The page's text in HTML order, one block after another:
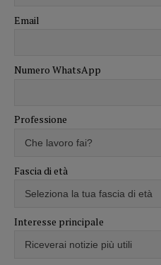
Email
Numero WhatsApp
Professione
Fascia di età
Interesse principale